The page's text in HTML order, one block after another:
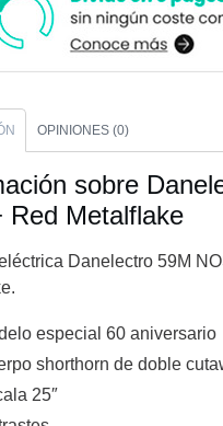
OPINIONES (0)
sobre
Red Metalflake
Danelectro 59M
especial 60 aniversario
shorthorn de doble
25″